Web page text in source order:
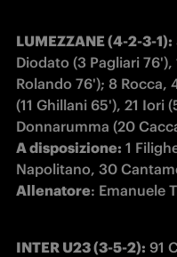
LUMEZZANE (4-2-3-1):
Diodato (3 Pagliari
Rolando 76'); 8 Rocca,
(11 Ghillani 65'), 21 Iori
A disposizione: 1
Allenatore: Emanuele
INTER U23 (3-5-2): 91